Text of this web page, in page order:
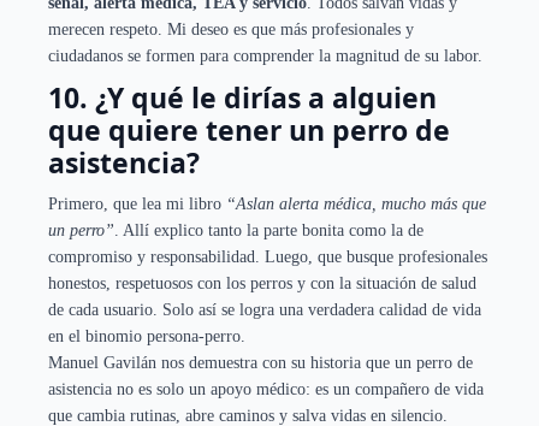
merecen respeto. Mi deseo es que más profesionales y
ciudadanos se formen para comprender la magnitud de su labor.
10. ¿Y qué le dirías a alguien
que quiere tener un perro de
asistencia?
Primero, que lea mi libro “Aslan alerta médica, mucho más que
un perro”. Allí explico tanto la parte bonita como la de
compromiso y responsabilidad. Luego, que busque profesionales
honestos, respetuosos con los perros y con la situación de salud
de cada usuario. Solo así se logra una verdadera calidad de vida
en el binomio persona-perro.
Manuel Gavilán nos demuestra con su historia que un perro de
asistencia no es solo un apoyo médico: es un compañero de vida
que cambia rutinas, abre caminos y salva vidas en silencio.